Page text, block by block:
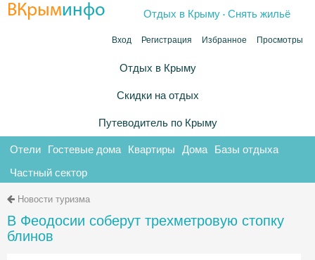
ВКрыминфо Отдых в Крыму .Снять жильё
Вход Регистрация Избранное Просмотры
Отдых в Крыму
Скидки на отдых
Путеводитель по Крыму
Отели Гостевые дома Квартиры Дома Базы отдыха
Частный сектор
Новости туризма
В Феодосии соберут трехметровую стопку
блинов